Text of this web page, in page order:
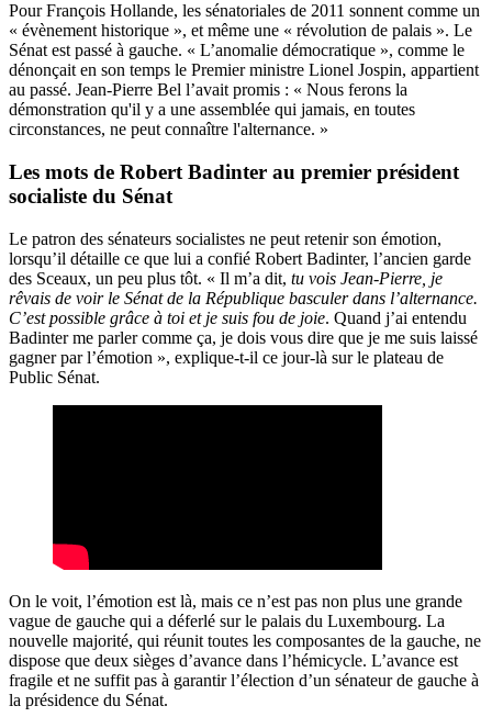
Pour François Hollande, les sénatoriales de 2011 sonnent comme un
« évènement historique », et même une « révolution de palais ». Le
Sénat est passé à gauche. « L’anomalie démocratique », comme le
dénonçait en son temps le Premier ministre Lionel Jospin, appartient
au passé. Jean-Pierre Bel l’avait promis : « Nous ferons la
démonstration qu'il y a une assemblée qui jamais, en toutes
circonstances, ne peut connaître l'alternance. »
Les mots de Robert Badinter au premier président
socialiste du Sénat
Le patron des sénateurs socialistes ne peut retenir son émotion,
lorsqu’il détaille ce que lui a confié Robert Badinter, l’ancien garde
des Sceaux, un peu plus tôt. « Il m’a dit, tu vois Jean-Pierre, je
rêvais de voir le Sénat de la République basculer dans l’alternance.
C’est possible grâce à toi et je suis fou de joie. Quand j’ai entendu
Badinter me parler comme ça, je dois vous dire que je me suis laissé
gagner par l’émotion », explique-t-il ce jour-là sur le plateau de
Public Sénat.
On le voit, l’émotion est là, mais ce n’est pas non plus une grande
vague de gauche qui a déferlé sur le palais du Luxembourg. La
nouvelle majorité, qui réunit toutes les composantes de la gauche, ne
dispose que deux sièges d’avance dans l’hémicycle. L’avance est
fragile et ne suffit pas à garantir l’élection d’un sénateur de gauche à
la présidence du Sénat.